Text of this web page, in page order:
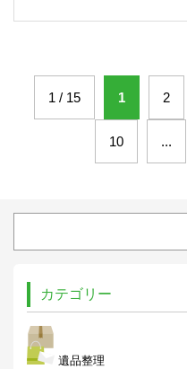
1 / 15 1 2
10 ...
カテゴリー
遺品整理